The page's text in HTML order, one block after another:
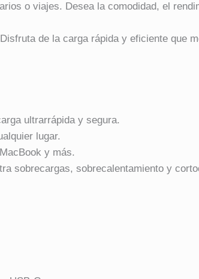
o viajes. Desea la comodidad, el
de la carga rápida y eficiente que
ultrarrápida y segura.
lugar.
y más.
sobrecargas, sobrecalentamiento y